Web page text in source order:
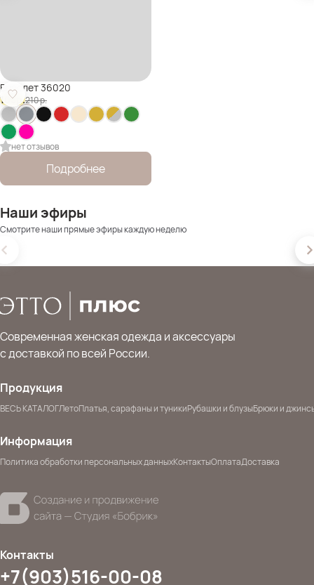
Браслет 36020
105 р.210р.
нет отзывов
Подробнее
Наши эфиры
Смотрите наши прямые эфиры каждую неделю
Современная женская одежда и аксессуары
с доставкой по всей России.
Продукция
ВЕСЬ КАТАЛОГЛетоПлатья, сарафаны и туникиРубашки и блузыБрюки и
Информация
Политика обработки персональных данныхКонтактыОплатаДоставка
Контакты
+7(903)516-00-08